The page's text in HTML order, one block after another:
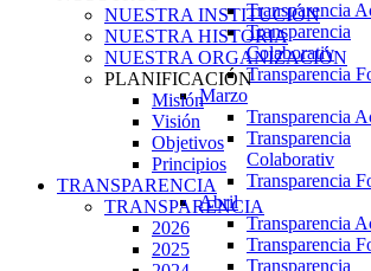
Transparencia
Transparencia
Colaborativ
Transparencia
Marzo
Transparencia
Transparencia
Colaborativ
Transparencia
Abril
Transparencia
Transparencia
Transparencia
NUESTRA INSTITUCIÓN
NUESTRA HISTORIA
NUESTRA ORGANIZACIÓN
PLANIFICACIÓN
Misión
Visión
Objetivos
Principios
TRANSPARENCIA
TRANSPARENCIA
2026
2025